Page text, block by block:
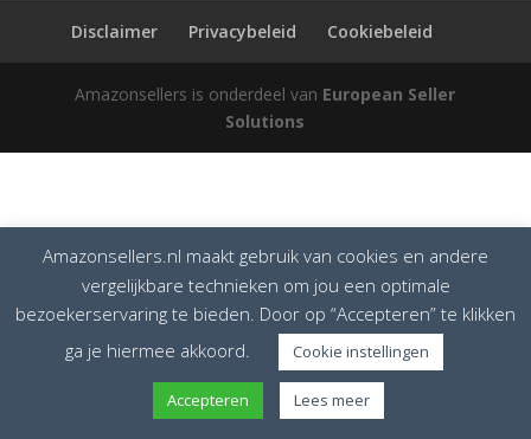
Disclaimer Privacybeleid Cookiebeleid
Amazonsellers is onderdeel van European Seller
Solutions
Amazonsellers.nl maakt gebruik van cookies en andere
vergelijkbare technieken om jou een optimale
bezoekerservaring te bieden. Door op “Accepteren” te klikken
ga je hiermee akkoord.
Cookie instellingen
Accepteren Lees meer